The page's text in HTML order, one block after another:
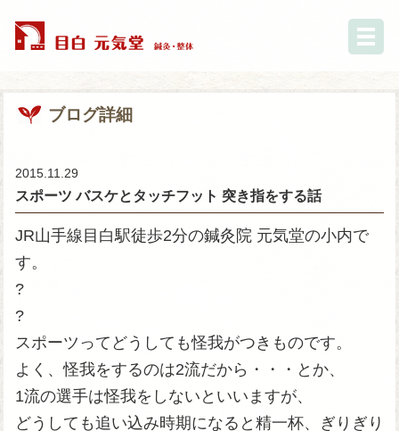
ブログ詳細
2015.11.29
スポーツ バスケとタッチフット 突き指をする話
JR山手線目白駅徒歩2分の鍼灸院 元気堂の小内で
す。
?
?
スポーツってどうしても怪我がつきものです。
よく、怪我をするのは2流だから・・・とか、
1流の選手は怪我をしないといいますが、
どうしても追い込み時期になると精一杯、ぎりぎり